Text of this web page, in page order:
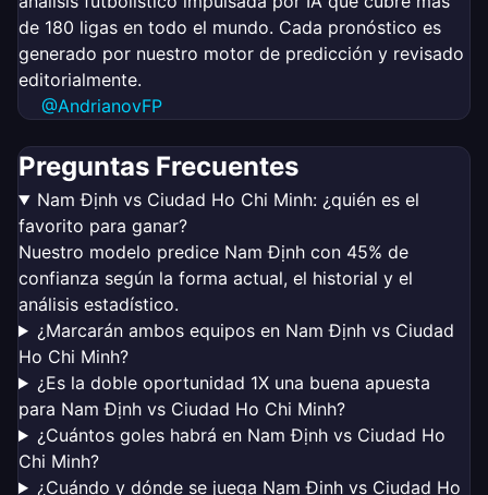
de 180 ligas en todo el mundo. Cada pronóstico es
generado por nuestro motor de predicción y revisado
editorialmente.
@AndrianovFP
Preguntas Frecuentes
Nam Định vs Ciudad Ho Chi Minh: ¿quién es el
favorito para ganar?
Nuestro modelo predice Nam Định con 45% de
confianza según la forma actual, el historial y el
análisis estadístico.
¿Marcarán ambos equipos en Nam Định vs Ciudad
Ho Chi Minh?
¿Es la doble oportunidad 1X una buena apuesta
para Nam Định vs Ciudad Ho Chi Minh?
¿Cuántos goles habrá en Nam Định vs Ciudad Ho
Chi Minh?
¿Cuándo y dónde se juega Nam Định vs Ciudad Ho